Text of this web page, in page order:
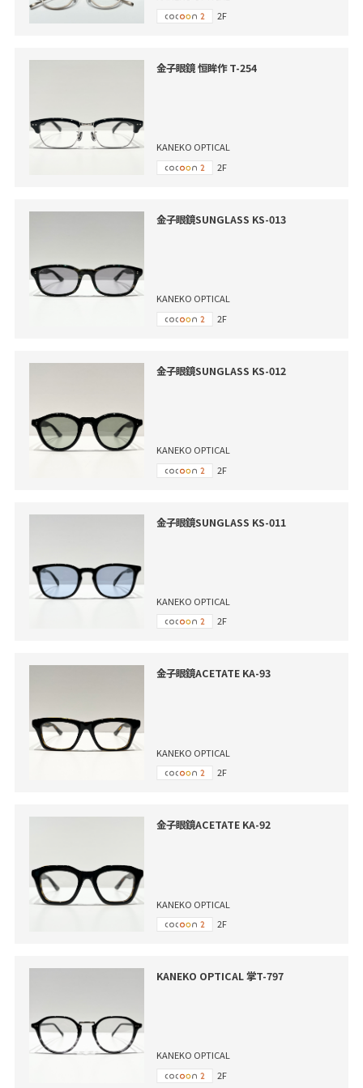
2F
金子眼鏡 恒眸作 T-254
KANEKO OPTICAL
2F
金子眼鏡SUNGLASS KS-013
KANEKO OPTICAL
2F
金子眼鏡SUNGLASS KS-012
KANEKO OPTICAL
2F
金子眼鏡SUNGLASS KS-011
KANEKO OPTICAL
2F
金子眼鏡ACETATE KA-93
KANEKO OPTICAL
2F
金子眼鏡ACETATE KA-92
KANEKO OPTICAL
2F
KANEKO OPTICAL 掌T-797
KANEKO OPTICAL
2F